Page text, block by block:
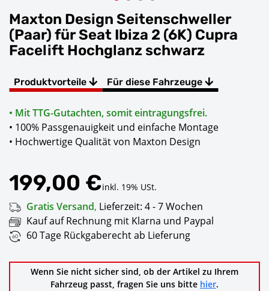
Maxton Design Seitenschweller
(Paar) für Seat Ibiza 2 (6K) Cupra
Facelift Hochglanz schwarz
Produktvorteile Für diese Fahrzeuge
• Mit TTG-Gutachten, somit eintragungsfrei.
• 100% Passgenauigkeit und einfache Montage
• Hochwertige Qualität von Maxton Design
199,00 €inkl. 19% USt.
Gratis Versand, Lieferzeit: 4 - 7 Wochen
Kauf auf Rechnung mit Klarna und Paypal
60 Tage Rückgaberecht ab Lieferung
Wenn Sie nicht sicher sind, ob der Artikel zu Ihrem
Fahrzeug passt, fragen Sie uns bitte hier.